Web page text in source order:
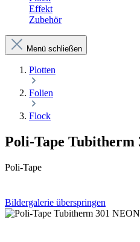
Effekt
Zubehör
Menü schließen
Plotten
Folien
Flock
Poli-Tape Tubitherm
Poli-Tape
Bildergalerie überspringen